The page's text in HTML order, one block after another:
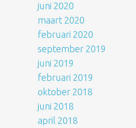
juni 2020
maart 2020
februari 2020
september 2019
juni 2019
februari 2019
oktober 2018
juni 2018
april 2018